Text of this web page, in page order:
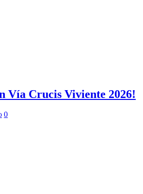
Vía Crucis Viviente 2026!
0